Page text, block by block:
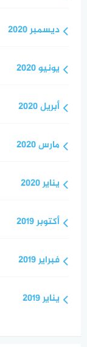
ديسمبر 2020
يونيو 2020
أبريل 2020
مارس 2020
يناير 2020
أكتوبر 2019
فبراير 2019
يناير 2019